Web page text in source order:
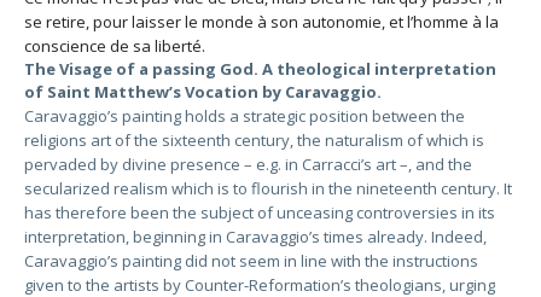
se retire, pour laisser le monde à son autonomie, et l’homme à la
conscience de sa liberté.
The Visage of a passing God. A theological interpretation
of Saint Matthew’s Vocation by Caravaggio.
Caravaggio’s painting holds a strategic position between the
religions art of the sixteenth century, the naturalism of which is
pervaded by divine presence – e.g. in Carracci’s art –, and the
secularized realism which is to flourish in the nineteenth century. It
has therefore been the subject of unceasing controversies in its
interpretation, beginning in Caravaggio’s times already. Indeed,
Caravaggio’s painting did not seem in line with the instructions
given to the artists by Counter-Reformation’s theologians, urging